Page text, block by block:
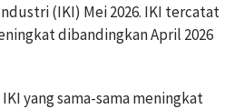
(IKI) Mei 2026. IKI tercatat
dibandingkan April 2026
yang sama-sama meningkat